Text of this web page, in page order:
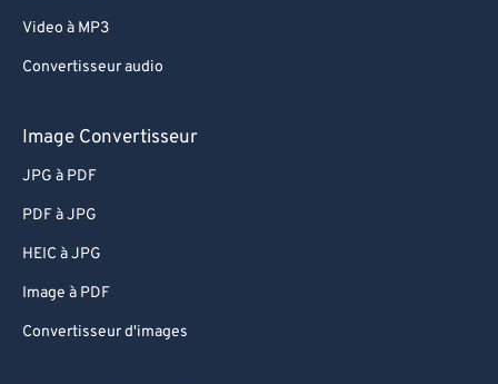
Video à MP3
Convertisseur audio
Image Convertisseur
JPG à PDF
PDF à JPG
HEIC à JPG
Image à PDF
Convertisseur d'images